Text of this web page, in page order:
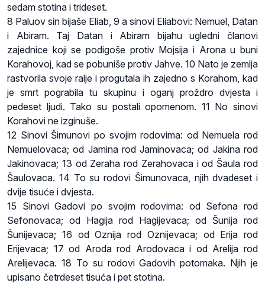
sedam stotina i trideset.
8 Paluov sin bijaše Eliab, 9 a sinovi Eliabovi: Nemuel, Datan
i Abiram. Taj Datan i Abiram bijahu ugledni članovi
zajednice koji se podigoše protiv Mojsija i Arona u buni
Korahovoj, kad se pobuniše protiv Jahve. 10 Nato je zemlja
rastvorila svoje ralje i progutala ih zajedno s Korahom, kad
je smrt pograbila tu skupinu i oganj proždro dvjesta i
pedeset ljudi. Tako su postali opomenom. 11 No sinovi
Korahovi ne izginuše.
12 Sinovi Šimunovi po svojim rodovima: od Nemuela rod
Nemuelovaca; od Jamina rod Jaminovaca; od Jakina rod
Jakinovaca; 13 od Zeraha rod Zerahovaca i od Šaula rod
Šaulovaca. 14 To su rodovi Šimunovaca, njih dvadeset i
dvije tisuće i dvjesta.
15 Sinovi Gadovi po svojim rodovima: od Sefona rod
Sefonovaca; od Hagija rod Hagijevaca; od Šunija rod
Šunijevaca; 16 od Oznija rod Oznijevaca; od Erija rod
Erijevaca; 17 od Aroda rod Arodovaca i od Arelija rod
Arelijevaca. 18 To su rodovi Gadovih potomaka. Njih je
upisano četrdeset tisuća i pet stotina.